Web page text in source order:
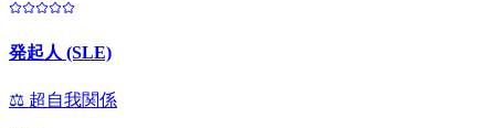
発起人 (SLE)
⚖️ 超自我関係